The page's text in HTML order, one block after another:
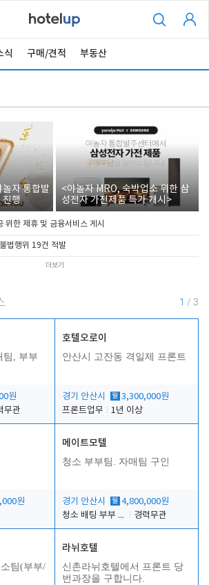
식 구매/견적 부동산
자 통합발
진행
<야놀자 MRO, 숙박업소 위한 삼
성전자 가전제품 특가 개시>
위한 제휴 및 금융서비스 게시
법행위 19건 적발
더보기
1 / 3
팀, 부부
원
무관
호텔오로이
안산시 고잔동 격일제 프론트
경기 안산시 월 3,300,000원
프론트업무
1년 이상
원
메이트모텔
청소 부부팀. 자매팀 구인
경기 안산시 월 4,800,000원
청소 배팅 부부 구합니다
경력무관
팀(부부/
라뉘호텔
신촌라뉘호텔에서 프론트 당
번과장을 구합니다.